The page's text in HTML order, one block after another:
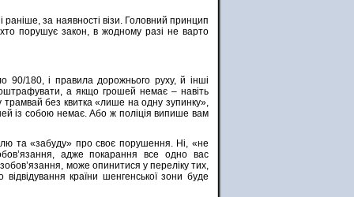
за наявності візи. Головний принцип
порушує закон, в жодному разі не варто
180, і правила дорожнього руху, й інші
а якщо грошей немає – навіть
трамвай без квитка «лише на одну зупинку»,
із собою немає. Або ж поліція випише вам
та «забуду» про своє порушення. Ні, «не
адже покарання все одно вас
може опинитися у переліку тих,
країни шенгенської зони буде